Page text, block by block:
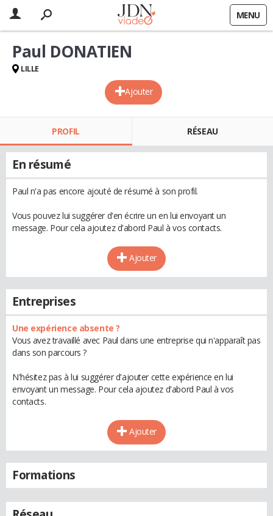
MENU
Ajouter
Paul DONATIEN
LILLE
PROFIL RÉSEAU
En résumé
Paul n'a pas encore ajouté de résumé à son profil.
Vous pouvez lui suggérer d'en écrire un en lui envoyant un
message. Pour cela ajoutez d'abord Paul à vos contacts.
Ajouter
Entreprises
Une expérience absente ?
Vous avez travaillé avec Paul dans une entreprise qui n'apparaît pas
dans son parcours ?
N'hésitez pas à lui suggérer d'ajouter cette expérience en lui
envoyant un message. Pour cela ajoutez d'abord Paul à vos
contacts.
Ajouter
Formations